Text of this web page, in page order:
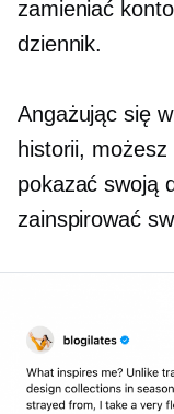
zamieniać
dziennik.
Angażując się
historii,
pokazać swoją
zainspirować